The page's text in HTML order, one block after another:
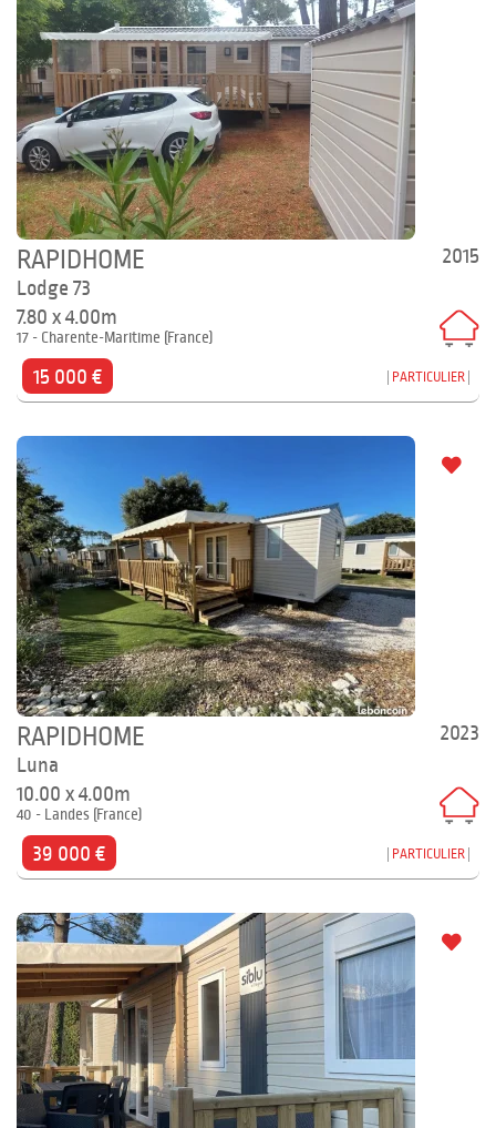
2015
RAPIDHOME
Lodge 73
7.80 x 4.00m
17 - Charente-Maritime (France)
15 000 € PARTICULIER
2023
RAPIDHOME
Luna
10.00 x 4.00m
40 - Landes (France)
39 000 € PARTICULIER